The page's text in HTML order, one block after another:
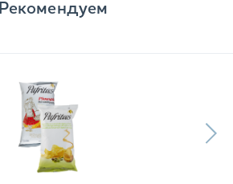
Рекомендуем